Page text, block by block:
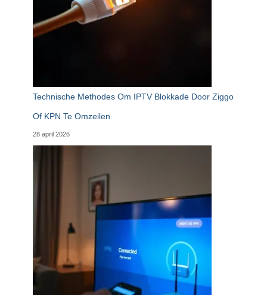
Technische Methodes Om IPTV Blokkade Door Ziggo
Of KPN Te Omzeilen
28 april 2026